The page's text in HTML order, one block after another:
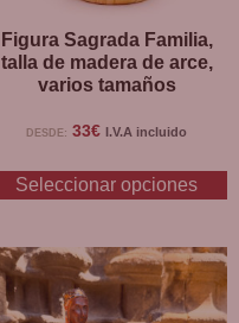
Figura Sagrada Familia,
talla de madera de arce,
varios tamaños
DESDE: 33€ I.V.A incluido
Seleccionar opciones